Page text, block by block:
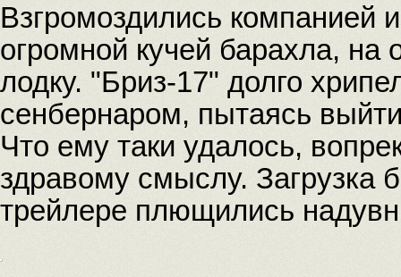
Взгромоздились компанией
огромной кучей барахла,
лодку. "Бриз-17" долго
сенбернаром, пытаясь
Что ему таки удалось,
здравому смыслу. Загрузка
трейлере плющились